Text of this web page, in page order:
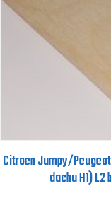
Citroen Jumpy/
dachu H1)